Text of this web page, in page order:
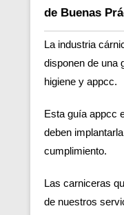
de Buenas
La industria
disponen de una
higiene y appcc.
Esta guía appcc
deben
cumplimiento.
Las carniceras
de nuestros